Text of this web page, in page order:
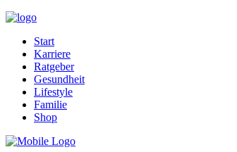
Start
Karriere
Ratgeber
Gesundheit
Lifestyle
Familie
Shop